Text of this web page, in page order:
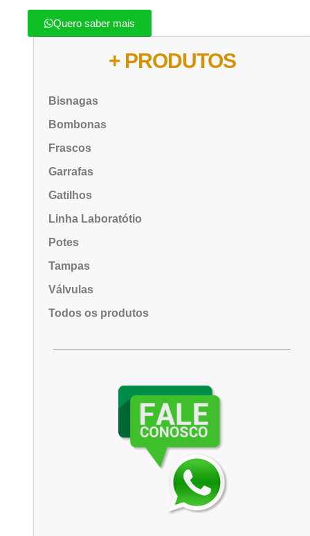
Quero saber mais
+ PRODUTOS
Bisnagas
Bombonas
Frascos
Garrafas
Gatilhos
Linha Laboratótio
Potes
Tampas
Válvulas
Todos os produtos